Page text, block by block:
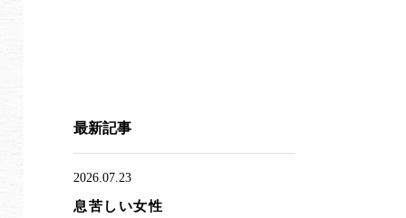
最新記事
2026.07.23
息苦しい女性